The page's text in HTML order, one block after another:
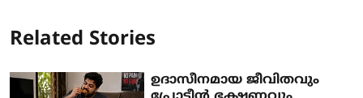
Related Stories
ഉദാസീനമായ ജീവിതവും